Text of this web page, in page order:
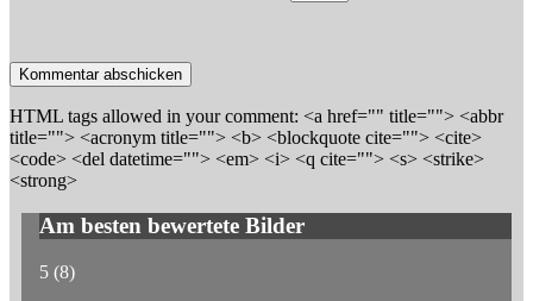
HTML tags allowed in your comment: <a href="" title=""> <abbr
title=""> <acronym title=""> <b> <blockquote cite=""> <cite>
<code> <del datetime=""> <em> <i> <q cite=""> <s> <strike>
<strong>
Am besten bewertete Bilder
5 (8)